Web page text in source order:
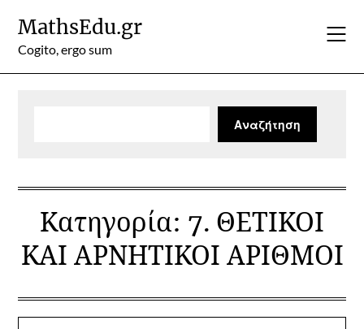
content
MathsEdu.gr
Cogito, ergo sum
Αναζήτηση
Κατηγορία: 7. ΘΕΤΙΚΟΙ
ΚΑΙ ΑΡΝΗΤΙΚΟΙ ΑΡΙΘΜΟΙ